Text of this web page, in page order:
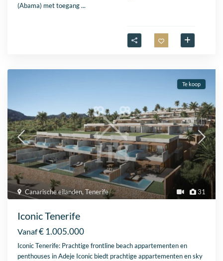
(Abama) met toegang...
31
Canarische eilanden,Tenerife
Te koop
Iconic Tenerife
Vanaf€ 1.005.000
Iconic Tenerife: Prachtige frontline beach appartementen en
penthouses in Adeje Iconic biedt prachtige appartementen en sky